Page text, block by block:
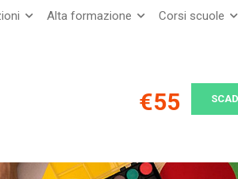
Alta formazione Corsi scuole
€55